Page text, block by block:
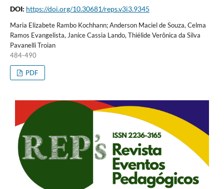
DOI: https://doi.org/10.30681/reps.v3i3.9345
Maria Elizabete Rambo Kochhann; Anderson Maciel de Souza, Celma
Ramos Evangelista, Janice Cassia Lando, Thiélide Verônica da Silva
Pavanelli Troian
484-490
PDF